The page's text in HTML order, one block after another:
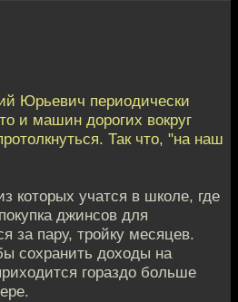
Юрьевич периодически
и машин дорогих вокруг
Так что, "на наш
которых учатся в школе, где
джинсов для
за пару, тройку месяцев.
сохранить доходы на
гораздо больше